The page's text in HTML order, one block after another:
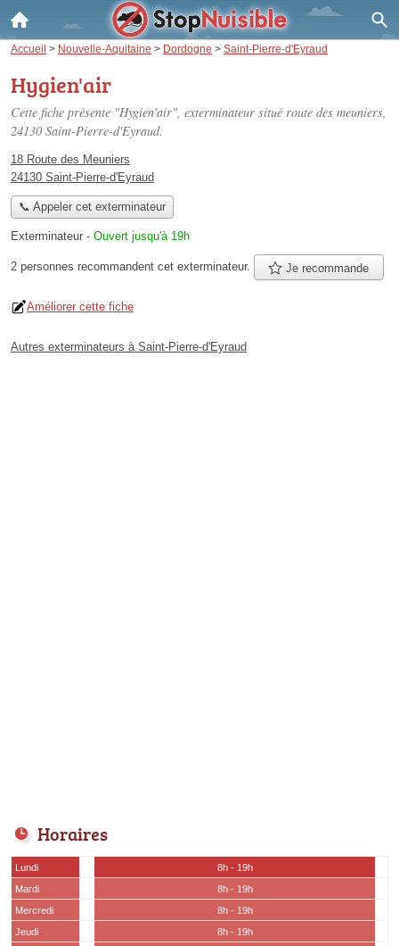
Accueil > Nouvelle-Aquitaine > Dordogne > Saint-Pierre-d'Eyraud
Hygien'air
Cette fiche présente "Hygien'air", exterminateur situé route des meuniers,
24130 Saint-Pierre-d'Eyraud.
18 Route des Meuniers
24130 Saint-Pierre-d'Eyraud
📞 Appeler cet exterminateur
Exterminateur - Ouvert jusqu'à 19h
2 personnes recommandent cet exterminateur. Je recommande
Améliorer cette fiche
Autres exterminateurs à Saint-Pierre-d'Eyraud
Horaires
Lundi
8h - 19h
Mardi
8h - 19h
Mercredi
8h - 19h
Jeudi
8h - 19h